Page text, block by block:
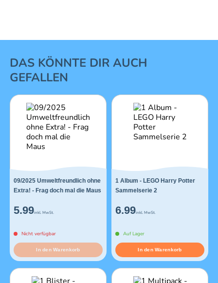
1 von 16
DAS KÖNNTE DIR AUCH
GEFALLEN
09/2025 Umweltfreundlich ohne
Extra! - Frag doch mal die Maus
5.99inkl. MwSt.
Nicht verfügbar
In den Warenkorb
1 Album - LEGO Harry Potter
Sammelserie 2
6.99inkl. MwSt.
Auf Lager
In den Warenkorb